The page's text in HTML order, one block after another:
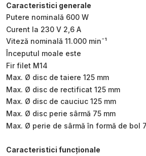
Caracteristici generale
Putere nominală 600 W
Curent la 230 V 2,6 A
Viteză nominală 11.000 minˉ¹
Începutul moale este
Fir filet M14
Max. Ø disc de taiere 125 mm
Max. Ø disc de rectificat 125 mm
Max. Ø disc de cauciuc 125 mm
Max. Ø disc perie sârmă 75 mm
Max. Ø perie de sârmă în formă de bol
Caracteristici funcționale